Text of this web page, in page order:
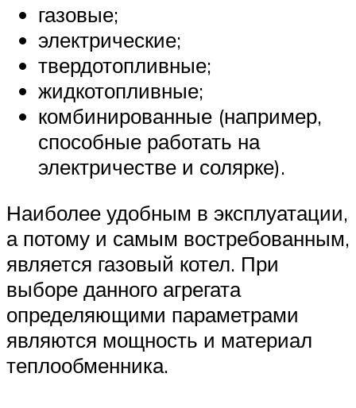
газовые;
электрические;
твердотопливные;
жидкотопливные;
комбинированные (например,
способные работать на
электричестве и солярке).
Наиболее удобным в эксплуатации,
а потому и самым востребованным,
является газовый котел. При
выборе данного агрегата
определяющими параметрами
являются мощность и материал
теплообменника.